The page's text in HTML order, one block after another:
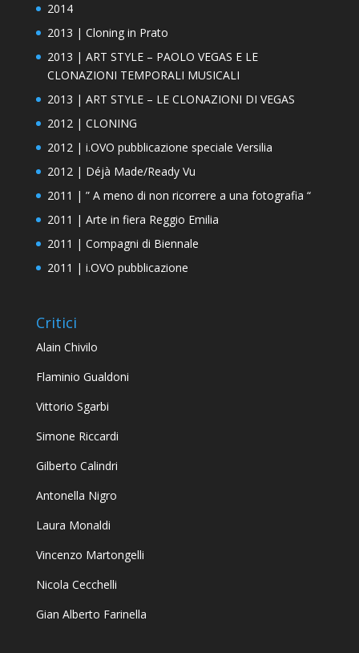
2014
2013 | Cloning in Prato
2013 | ART STYLE – PAOLO VEGAS E LE
CLONAZIONI TEMPORALI MUSICALI
2013 | ART STYLE – LE CLONAZIONI DI VEGAS
2012 | CLONING
2012 | i.OVO pubblicazione speciale Versilia
2012 | Déjà Made/Ready Vu
2011 | ” A meno di non ricorrere a una fotografia “
2011 | Arte in fiera Reggio Emilia
2011 | Compagni di Biennale
2011 | i.OVO pubblicazione
Critici
Alain Chivilo
Flaminio Gualdoni
Vittorio Sgarbi
Simone Riccardi
Gilberto Calindri
Antonella Nigro
Laura Monaldi
Vincenzo Martongelli
Nicola Cecchelli
Gian Alberto Farinella